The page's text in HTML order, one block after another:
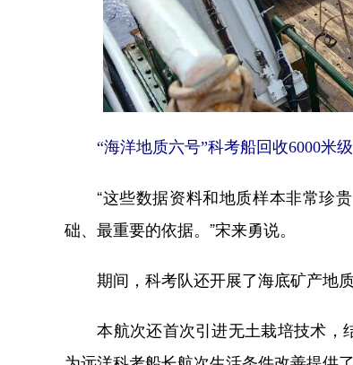
“海洋地质六号”科考船回收6000米
“这些数据资料和地质样本非常珍贵
础、最重要的依据。”宋来勇说。
期间，科考队还开展了海底矿产地质
本航次还首次引进无土栽培技术，结